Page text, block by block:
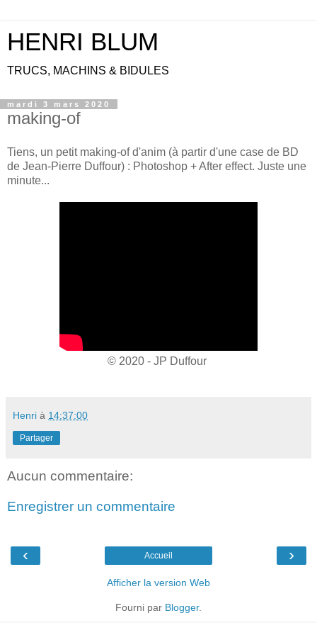
HENRI BLUM
TRUCS, MACHINS & BIDULES
mardi 3 mars 2020
making-of
Tiens, un petit making-of d'anim (à partir d'une case de BD
de Jean-Pierre Duffour) : Photoshop + After effect. Juste une
minute...
© 2020 - JP Duffour
Henri à 14:37:00
Partager
Aucun commentaire:
Enregistrer un commentaire
‹ ›
Accueil
Afficher la version Web
Fourni par Blogger.